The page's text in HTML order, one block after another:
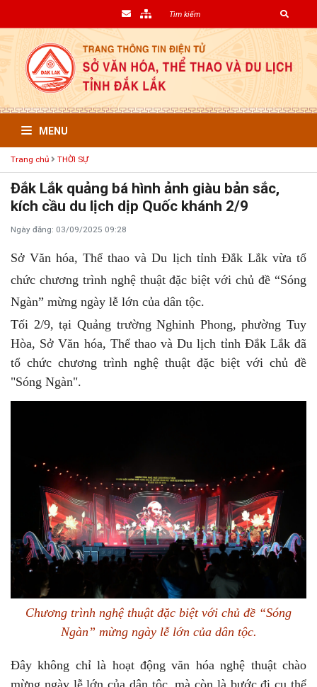
MENU
Trang chủ THỜI SỰ
Đắk Lắk quảng bá hình ảnh giàu bản sắc,
kích cầu du lịch dịp Quốc khánh 2/9
Ngày đăng: 03/09/2025 09:28
Sở Văn hóa, Thể thao và Du lịch tỉnh Đắk Lắk vừa tổ
chức chương trình nghệ thuật đặc biệt với chủ đề “Sóng
Ngàn” mừng ngày lễ lớn của dân tộc.
Tối 2/9, tại Quảng trường Nghinh Phong, phường Tuy
Hòa, Sở Văn hóa, Thể thao và Du lịch tỉnh Đắk Lắk đã
tổ chức chương trình nghệ thuật đặc biệt với chủ đề
"Sóng Ngàn".
Chương trình nghệ thuật đặc biệt với chủ đề “Sóng
Ngàn” mừng ngày lễ lớn của dân tộc.
Đây không chỉ là hoạt động văn hóa nghệ thuật chào
mừng ngày lễ lớn của dân tộc, mà còn là bước đi cụ thể